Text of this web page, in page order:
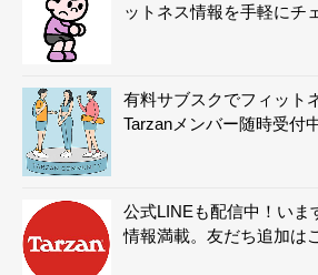
ットネス情報を手軽にチ
有料サブスクでフィット
Tarzanメンバー随時受付
公式LINEも配信中！いま
情報満載。友だち追加は